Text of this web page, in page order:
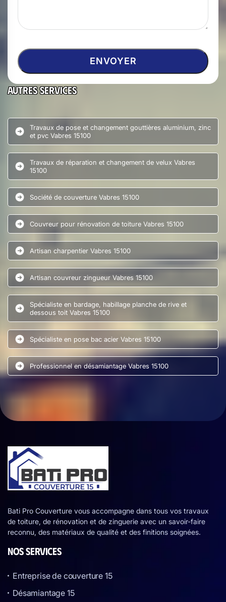
Autres services
Travaux de pose et changement gouttières aluminium, zinc
et pvc Vabres 15100
Travaux de réparation et changement de velux Vabres
15100
Société de couverture Vabres 15100
Couvreur pour rénovation de toiture Vabres 15100
Artisan charpentier Vabres 15100
Artisan couvreur zingueur Vabres 15100
Spécialiste en bardage, habillage planche de rive et
dessous toit Vabres 15100
Spécialiste en pose bac acier Vabres 15100
Professionnel en désamiantage Vabres 15100
Bati Pro Couverture vous accompagne dans tous vos travaux
de toiture, de rénovation et de zinguerie avec un savoir-faire
reconnu, des matériaux de qualité et des finitions soignées.
NOS SERVICES
Entreprise de couverture 15
Désamiantage 15